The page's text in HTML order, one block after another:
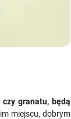
granatu, będą
miejscu, dobrym